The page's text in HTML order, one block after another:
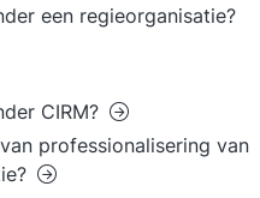
een regieorganisatie?
CIRM?
professionalisering van